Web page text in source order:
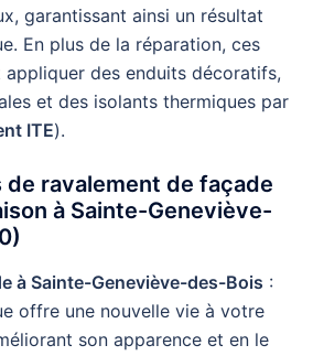
garantissant ainsi un résultat
En plus de la réparation, ces
des enduits décoratifs,
et des isolants thermiques par
ITE).
de ravalement de façade
à Sainte-Geneviève-
à Sainte-Geneviève-des-Bois :
offre une nouvelle vie à votre
son apparence et en le